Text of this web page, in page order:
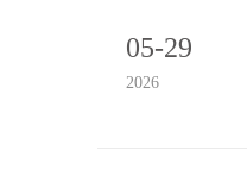
05-29
2026